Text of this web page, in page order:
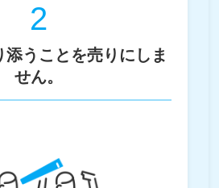
2
添うことを売りにしま
せん。